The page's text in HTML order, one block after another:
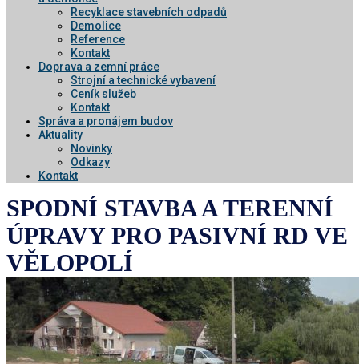
Recyklace stavebních odpadů
Demolice
Reference
Kontakt
Doprava a zemní práce
Strojní a technické vybavení
Ceník služeb
Kontakt
Správa a pronájem budov
Aktuality
Novinky
Odkazy
Kontakt
SPODNÍ STAVBA A TERENNÍ
ÚPRAVY PRO PASIVNÍ RD VE
VĚLOPOLÍ